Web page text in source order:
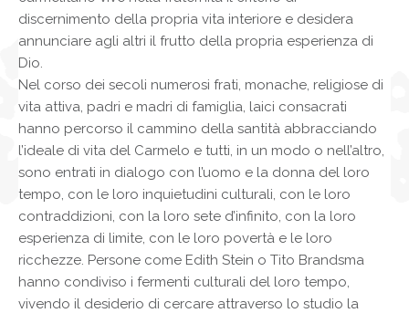
discernimento della propria vita interiore e desidera
annunciare agli altri il frutto della propria esperienza di
Dio.
Nel corso dei secoli numerosi frati, monache, religiose di
vita attiva, padri e madri di famiglia, laici consacrati
hanno percorso il cammino della santità abbracciando
l’ideale di vita del Carmelo e tutti, in un modo o nell’altro,
sono entrati in dialogo con l’uomo e la donna del loro
tempo, con le loro inquietudini culturali, con le loro
contraddizioni, con la loro sete d’infinito, con la loro
esperienza di limite, con le loro povertà e le loro
ricchezze. Persone come Edith Stein o Tito Brandsma
hanno condiviso i fermenti culturali del loro tempo,
vivendo il desiderio di cercare attraverso lo studio la